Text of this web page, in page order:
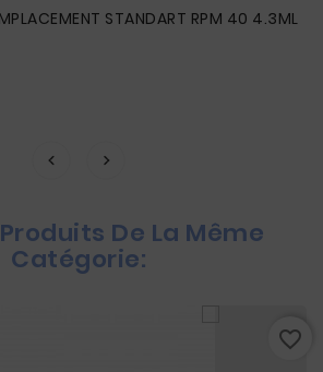
STANDART RPM 40 4.3ML
De La Même
Catégorie:
favorite_border